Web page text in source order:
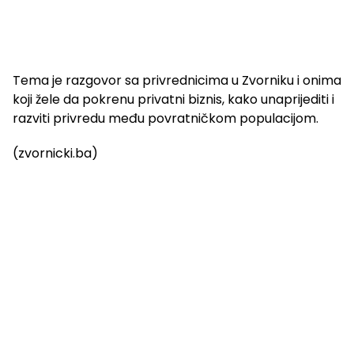
Tema je razgovor sa privrednicima u Zvorniku i onima
koji žele da pokrenu privatni biznis, kako unaprijediti i
razviti privredu među povratničkom populacijom.
(zvornicki.ba)